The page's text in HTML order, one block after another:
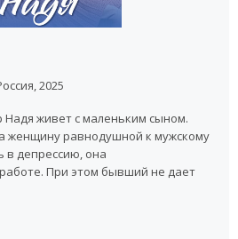
2025
Надя живет с маленьким сыном.
женщину равнодушной к мужскому
в депрессию, она
При этом бывший не дает